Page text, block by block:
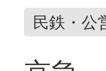
民鉄・公